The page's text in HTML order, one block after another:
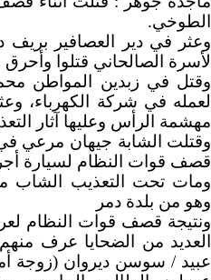
الطوخي.
لأسرة الصالحاني قتلوا
وقتل في زبدين المواطن
لعمله في شركة الكهرباء،
مهشمة الرأس وعليها آثار
وقتلت الشابة جيهان مرعي
قصف قوات النظام لسيارة
وهو من بلدة دمر
ونتيجة قصف قوات النظام
العديد من الضحايا عرف
عبيد / سوسن ديروان (زوجة